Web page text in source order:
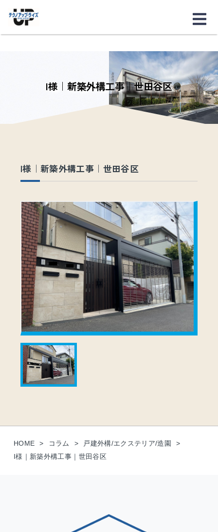
I様｜新築外構工事｜世田谷区
I様｜新築外構工事｜世田谷区
HOME コラム
戸建外構/エクステリア/造園
I様｜新築外構工事｜世田谷区